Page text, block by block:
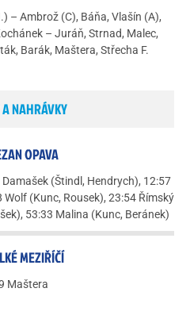
– Ambrož (C), Báňa, Vlašín (A),
– Juráň, Strnad, Malec,
Barák, Maštera, Střecha F.
NAHRÁVKY
OPAVA
(Štindl, Hendrych), 12:57
(Kunc, Rousek), 23:54 Římský
53:33 Malina (Kunc, Beránek)
MEZIŘÍČÍ
Maštera